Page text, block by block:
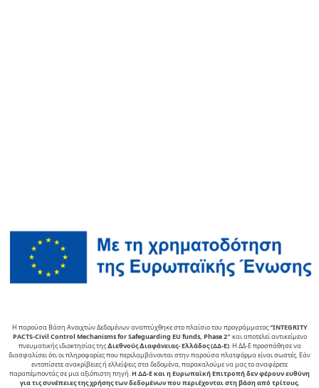
Η παρούσα Βάση Ανοιχτών Δεδομένων αναπτύχθηκε στο πλαίσιο του προγράμματος“INTEGRITY
PACTS-Civil Control Mechanisms for Safeguarding EU funds, Phase 2″και αποτελεί αντικείµενο
πνευµατικής ιδιοκτησίας της∆ιεθνούς ∆ιαφάνειας- Ελλάδος (ΔΔ-Ε). Η ΔΔ-Ε προσπάθησε να
διασφαλίσει ότι οι πληροφορίες που περιλαμβάνονται στην παρούσα πλατφόρμα είναι σωστές. Εάν
εντοπίσετε ανακρίβειες ή ελλείψεις στα δεδομένα, παρακαλούμε να μας το αναφέρετε
παραπέμποντάς σε μια αξιόπιστη πηγή.Η ΔΔ-Ε και η Ευρωπαϊκή Επιτροπή δεν φέρουν ευθύνη
για τις συνέπειες της χρήσης των δεδομένων που περιέχονται στη βάση από τρίτους.